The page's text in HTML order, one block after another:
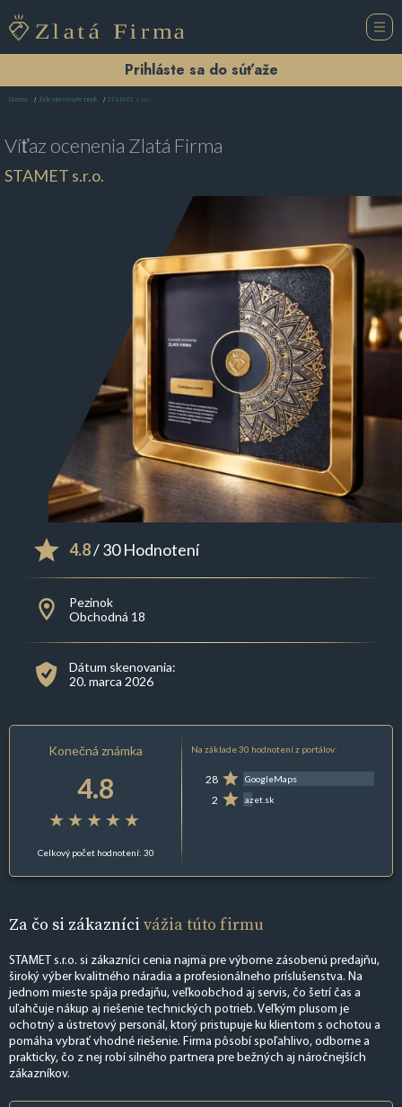
Prihláste sa do súťaže
Domov Železiarstvo Pezinok STAMET s.r.o.
Víťaz ocenenia Zlatá Firma
STAMET s.r.o.
4.8/ 30 Hodnotení
Pezinok
Obchodná 18
Dátum skenovania:
20. marca 2026
Konečná známka
4.8
Celkový počet hodnotení: 30
Na základe 30 hodnotení z portálov:
28 GoogleMaps
2 azet.sk
Za čo si zákazníci vážia túto firmu
STAMET s.r.o. si zákazníci cenia najmä pre výborne zásobenú predajňu,
široký výber kvalitného náradia a profesionálneho príslušenstva. Na
jednom mieste spája predajňu, veľkoobchod aj servis, čo šetrí čas a
uľahčuje nákup aj riešenie technických potrieb. Veľkým plusom je
ochotný a ústretový personál, ktorý pristupuje ku klientom s ochotou a
pomáha vybrať vhodné riešenie. Firma pôsobí spoľahlivo, odborne a
prakticky, čo z nej robí silného partnera pre bežných aj náročnejších
zákazníkov.